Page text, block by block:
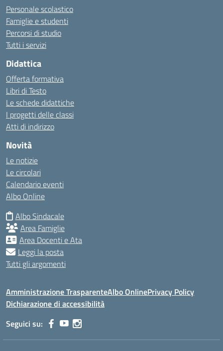
Personale scolastico
Famiglie e studenti
Percorsi di studio
Tutti i servizi
Didattica
Offerta formativa
Libri di Testo
Le schede didattiche
I progetti delle classi
Atti di indirizzo
Novità
Le notizie
Le circolari
Calendario eventi
Albo Online
Albo Sindacale
Area Famiglie
Area Docenti e Ata
Leggi la posta
Tutti gli argomenti
Amministrazione TrasparenteAlbo OnlinePrivacy Policy
Dichiarazione di accessibilità
Seguici su: